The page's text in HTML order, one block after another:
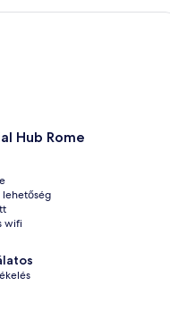
Hub Rome
lehetőség
wifi
Rome